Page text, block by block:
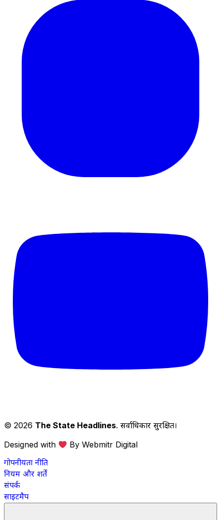
© 2026 The State Headlines. सर्वाधिकार सुरक्षित।
Designed with
By Webmitr Digital
गोपनीयता नीति
नियम और शर्तें
संपर्क
साइटमैप